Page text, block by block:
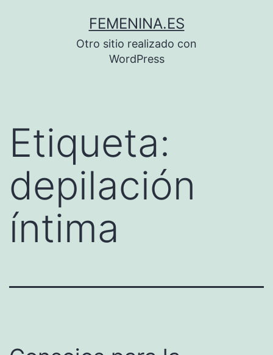
FEMENINA.ES
Otro sitio realizado con
WordPress
Etiqueta:
depilación
íntima